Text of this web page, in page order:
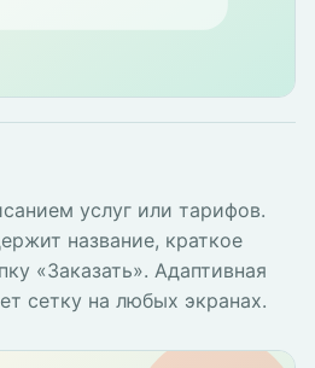
услуг или тарифов.
название, краткое
«Заказать». Адаптивная
сетку на любых экранах.